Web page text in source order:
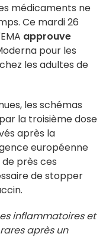
médicaments ne
Ce mardi 26
approuve
pour les
les adultes de
les schémas
la troisième dose
après la
européenne
près ces
de stopper
inflammatoires et
après un